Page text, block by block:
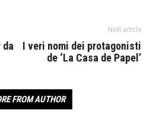
Next article
I veri nomi dei protagonisti
de ‘La Casa de Papel’
FROM AUTHOR